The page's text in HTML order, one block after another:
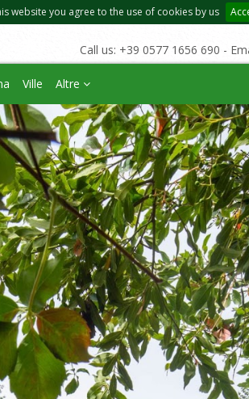
website you agree to the use of cookies by us
Call us: +39 0577 1656 690 -
Ville Altre